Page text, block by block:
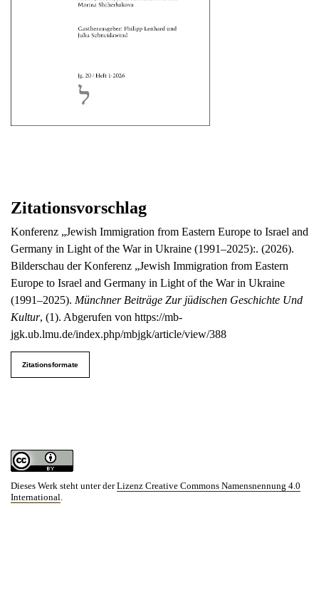
Zitationsvorschlag
Konferenz „Jewish Immigration from Eastern Europe to Israel and
Germany in Light of the War in Ukraine (1991–2025):. (2026).
Bilderschau der Konferenz „Jewish Immigration from Eastern
Europe to Israel and Germany in Light of the War in Ukraine
(1991–2025). Münchner Beiträge Zur jüdischen Geschichte Und
Kultur, (1). Abgerufen von https://mb-
jgk.ub.lmu.de/index.php/mbjgk/article/view/388
Zitationsformate
Dieses Werk steht unter derLizenz Creative Commons Namensnennung 4.0
International.